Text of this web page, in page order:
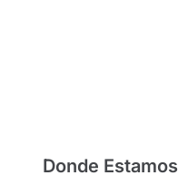
Donde Estamos